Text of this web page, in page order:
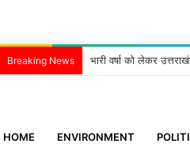
Breaking News भारी वर्षा को लेकर
HOME ENVIRONMENT